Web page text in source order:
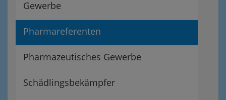
Gewerbe
Pharmareferenten
Pharmazeutisches Gewerbe
Schädlingsbekämpfer